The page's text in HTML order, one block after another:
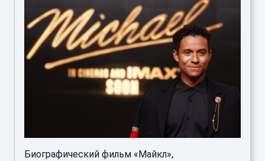
Биографический фильм «Майкл»,